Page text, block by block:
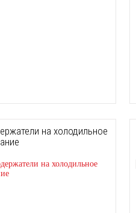
на холодильное